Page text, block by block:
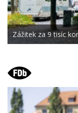
Zážitek za 9 tisíc